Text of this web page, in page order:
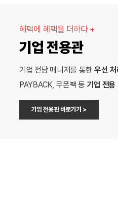
혜택에 혜택을 더하다 +
기업 전용관
기업 전담 매니저를 통한 우선
PAYBACK, 쿠폰팩 등 기업 전용
기업 전용관 바로가기 >